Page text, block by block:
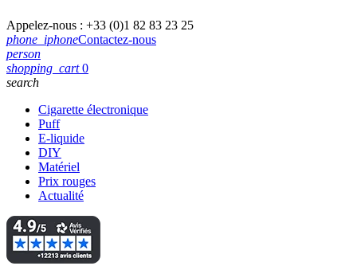
Appelez-nous : +33 (0)1 82 83 23 25
phone_iphoneContactez-nous
person
shopping_cart 0
search
Cigarette électronique
Puff
E-liquide
DIY
Matériel
Prix rouges
Actualité